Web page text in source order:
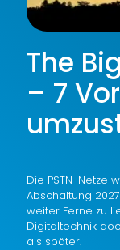
The
– 7
Die PSTN-Netze
Abschaltung
weiter Ferne zu
Digitaltechnik
als später.